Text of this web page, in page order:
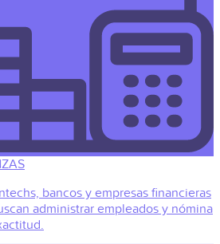
bancos y empresas financieras
administrar empleados y nómina